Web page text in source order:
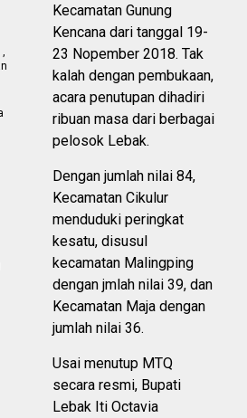
Kecamatan Gunung
Kencana dari tanggal 19-
23 Nopember 2018. Tak
kalah dengan pembukaan,
acara penutupan dihadiri
ribuan masa dari berbagai
pelosok Lebak.
Dengan jumlah nilai 84,
Kecamatan Cikulur
menduduki peringkat
kesatu, disusul
kecamatan Malingping
dengan jmlah nilai 39, dan
Kecamatan Maja dengan
jumlah nilai 36.
Usai menutup MTQ
secara resmi, Bupati
Lebak Iti Octavia